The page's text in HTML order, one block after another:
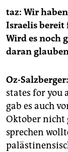
taz: Wir
Israelis bereit
Wird es noch
daran
Oz-Salzberger:
states for you
gab es auch
Oktober nicht
sprechen